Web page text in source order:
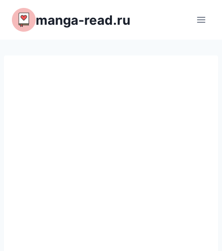
Перейти
содержимому
manga-read.ru